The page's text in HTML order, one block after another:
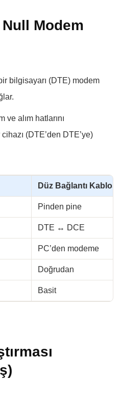
Modem
bilgisayarı (DTE) modem
ve alım hatlarını
(DTE’den DTE’ye)
Düz Bağlantı
Pinden pine
DTE ↔ DCE
PC’den modeme
Doğrudan
Basit